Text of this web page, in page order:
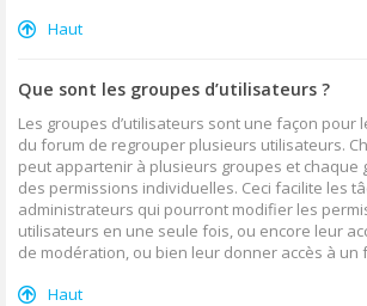
Haut
Que sont les groupes d’utilisateurs ?
Les groupes d’utilisateurs sont une façon pour
du forum de regrouper plusieurs utilisateurs.
peut appartenir à plusieurs groupes et chaque
des permissions individuelles. Ceci facilite les
administrateurs qui pourront modifier les
utilisateurs en une seule fois, ou encore leur
de modération, ou bien leur donner accès à un
Haut